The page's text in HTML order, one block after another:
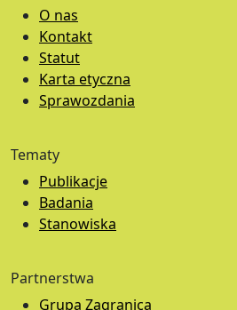
O nas
Kontakt
Statut
Karta etyczna
Sprawozdania
Tematy
Publikacje
Badania
Stanowiska
Partnerstwa
Grupa Zagranica